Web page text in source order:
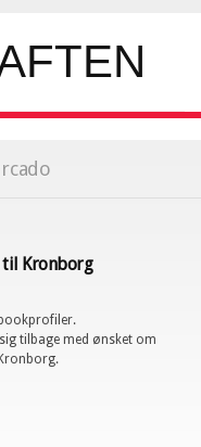
til Kronborg
tilbage med ønsket om